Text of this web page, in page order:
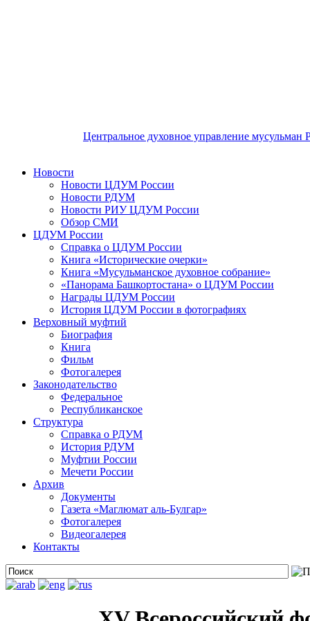
Центральное духовное управление мусульман
Новости
Новости ЦДУМ России
Новости РДУМ
Новости РИУ ЦДУМ России
Обзор СМИ
ЦДУМ России
Справка о ЦДУМ России
Книга «Исторические очерки»
Книга «Мусульманское духовное собрание»
«Панорама Башкортостана» о ЦДУМ России
Награды ЦДУМ России
История ЦДУМ России в фотографиях
Верховный муфтий
Биография
Книга
Фильм
Фотогалерея
Законодательство
Федеральное
Республиканское
Структура
Справка о РДУМ
История РДУМ
Муфтии России
Мечети России
Архив
Документы
Газета «Маглюмат аль-Булгар»
Фотогалерея
Видеогалерея
Контакты